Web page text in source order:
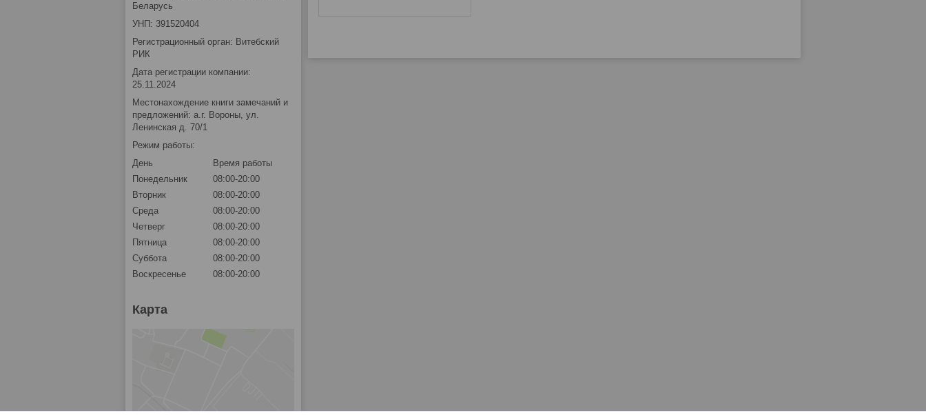
Беларусь
УНП: 391520404
Регистрационный орган: Витебский
РИК
Дата регистрации компании:
25.11.2024
Местонахождение книги замечаний и
предложений: а.г. Вороны, ул.
Ленинская д. 70/1
Режим работы:
День
Время работы
Понедельник
08:00-20:00
Вторник
08:00-20:00
Среда
08:00-20:00
Четверг
08:00-20:00
Пятница
08:00-20:00
Суббота
08:00-20:00
Воскресенье
08:00-20:00
Карта